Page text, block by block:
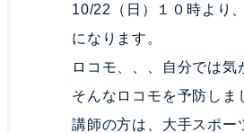
10/22（日）１０時より
になります。
ロコモ、、、自分では気
そんなロコモを予防し
講師の方は、大手スポー